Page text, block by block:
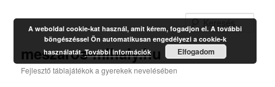
meszaros-mihaly.hu
Fejlesztő táblajátékok a gyerekek nevelésében
A weboldal cookie-kat használ, amit kérem, fogadjon el. A további
böngészéssel Ön automatikusan engedélyezi a cookie-k
használatát.További információk Elfogadom